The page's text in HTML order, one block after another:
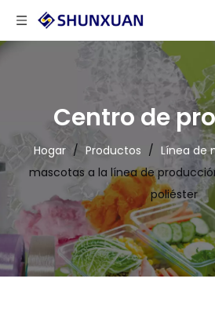
Centro de
Hogar / Productos / Línea de
mascotas a la línea de
poliéster